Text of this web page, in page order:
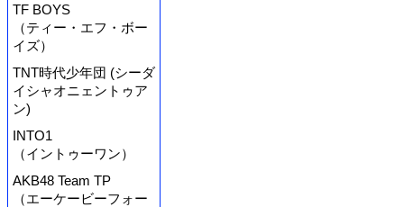
TF BOYS
（ティー・エフ・ボー
イズ）
TNT時代少年団 (シーダ
イシャオニェントゥア
ン)
INTO1
（イントゥーワン）
AKB48 Team TP
（エーケービーフォー